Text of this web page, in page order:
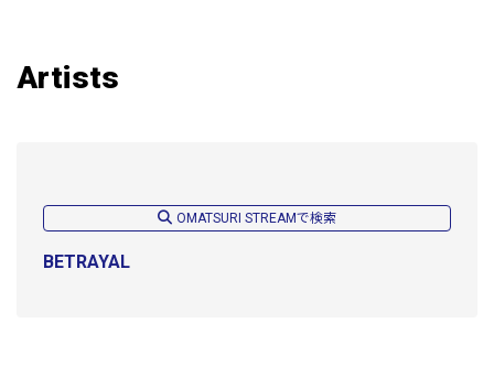
Artists
OMATSURI STREAMで検索
BETRAYAL